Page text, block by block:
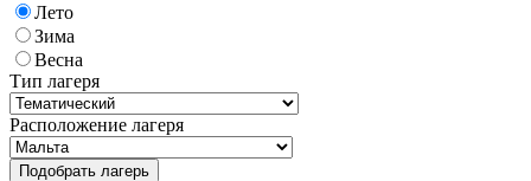
Лето
Зима
Весна
Тип лагеря
Расположение лагеря
Подобрать лагерь